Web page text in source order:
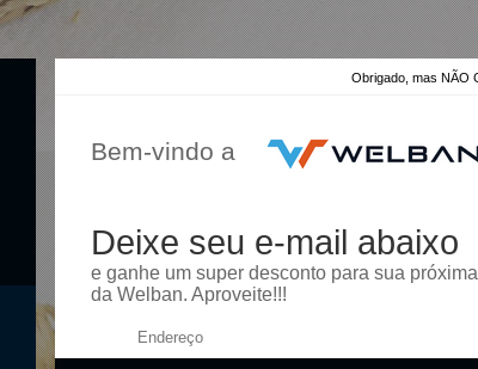
Obrigado, mas NÃO
Bem-vindo a
Deixe seu e-mail abaixo
e ganhe um super desconto para sua
da Welban. Aproveite!!!
Endereço: